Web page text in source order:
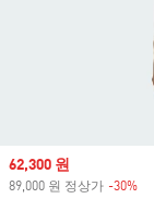
Sale price
62,300 원
89,000 원 정상가 -30%